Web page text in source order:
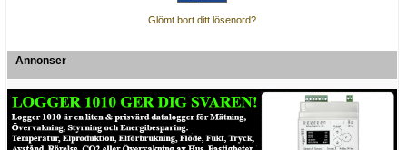
Glömt bort ditt lösenord?
Annonser